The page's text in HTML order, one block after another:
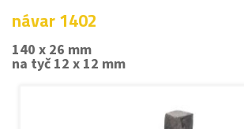
návar 1402
140 x 26 mm
na tyč 12 x 12 mm